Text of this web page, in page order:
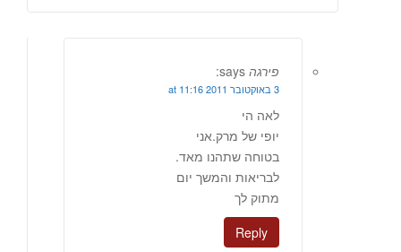
פירגה says:
3 באוקטובר 2011 at 11:16
לאה הי
יופי של מרק.אני
בטוחה שתהנו מאד.
לבריאות והמשך יום
מתוק לך
Reply